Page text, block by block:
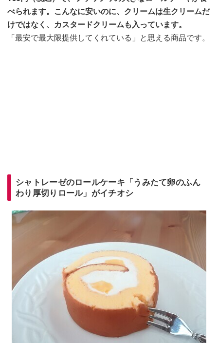
べられます。こんなに安いのに、クリームは生クリームだ
けではなく、カスタードクリームも入っています。
「最安で最大限提供してくれている」と思える商品です。
シャトレーゼのロールケーキ「うみたて卵のふん
わり厚切りロール」がイチオシ